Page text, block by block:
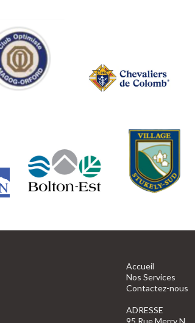
Accueil
Nos Services
Contactez-nous
ADRESSE